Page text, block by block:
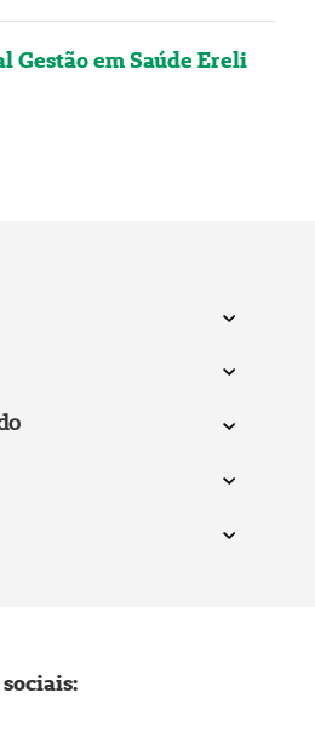
Gestão em Saúde Ereli